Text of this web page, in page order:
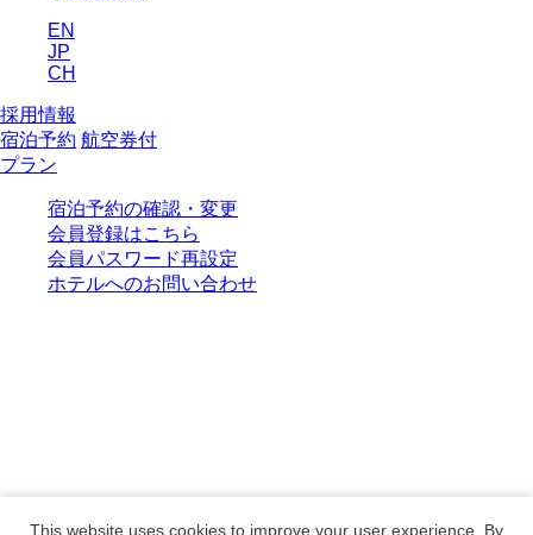
EN
JP
CH
採用情報
宿泊予約 航空券付
プラン
宿泊予約の確認・変更
会員登録はこちら
会員パスワード再設定
ホテルへのお問い合わせ
This website uses cookies to improve your user experience. By